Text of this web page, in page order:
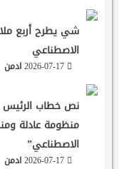
شي يطرح أربع
الاصطناعي
ادمن
نص خطاب الرئيس
منظومة عادلة
الاصطناعي”
ادمن